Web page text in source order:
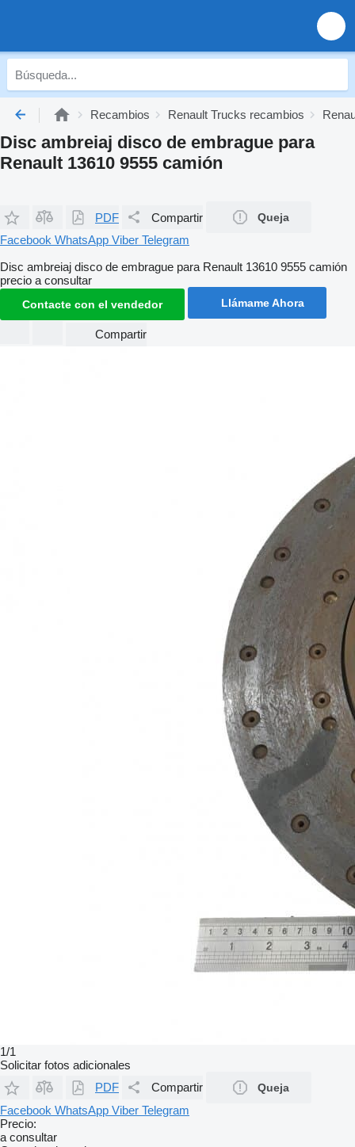
Recambios Renault Trucks recambios
Disc ambreiaj disco de embrague para
Renault 13610 9555 camión
PDF Compartir Queja
Facebook WhatsApp Viber Telegram
Disc ambreiaj disco de embrague para Renault 13610 9555 camión
precio a consultar
Contacte con el vendedor Llámame Ahora
Compartir
1/1
Solicitar fotos adicionales
PDF
Compartir Queja
Facebook WhatsApp Viber Telegram
Precio:
a consultar